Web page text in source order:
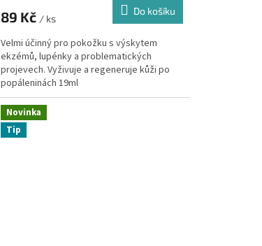
89 Kč / ks
Do košíku
Velmi účinný pro pokožku s výskytem
ekzémů, lupénky a problematických
projevech. Vyživuje a regeneruje kůži po
popáleninách 19ml
Novinka
Tip